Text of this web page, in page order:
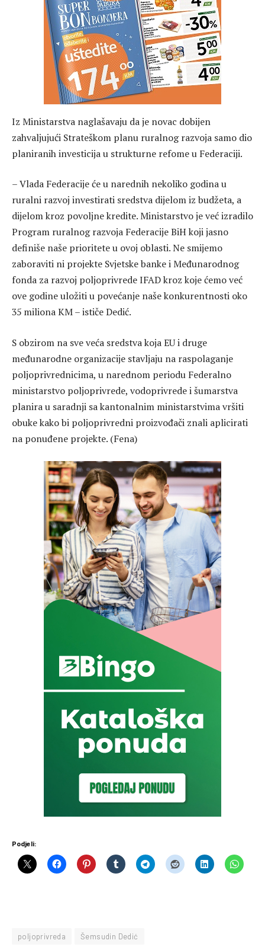
Iz Ministarstva naglašavaju da je novac dobijen
zahvaljujući Strateškom planu ruralnog razvoja samo dio
planiranih investicija u strukturne refome u Federaciji.
– Vlada Federacije će u narednih nekoliko godina u
ruralni razvoj investirati sredstva dijelom iz budžeta, a
dijelom kroz povoljne kredite. Ministarstvo je već izradilo
Program ruralnog razvoja Federacije BiH koji jasno
definiše naše prioritete u ovoj oblasti. Ne smijemo
zaboraviti ni projekte Svjetske banke i Međunarodnog
fonda za razvoj poljoprivrede IFAD kroz koje ćemo već
ove godine uložiti u povećanje naše konkurentnosti oko
35 miliona KM – ističe Dedić.
S obzirom na sve veća sredstva koja EU i druge
međunarodne organizacije stavljaju na raspolaganje
poljoprivrednicima, u narednom periodu Federalno
ministarstvo poljoprivrede, vodoprivrede i šumarstva
planira u saradnji sa kantonalnim ministarstvima vršiti
obuke kako bi poljoprivredni proizvođači znali aplicirati
na ponuđene projekte. (Fena)
Podjeli:
poljoprivreda Šemsudin Dedić